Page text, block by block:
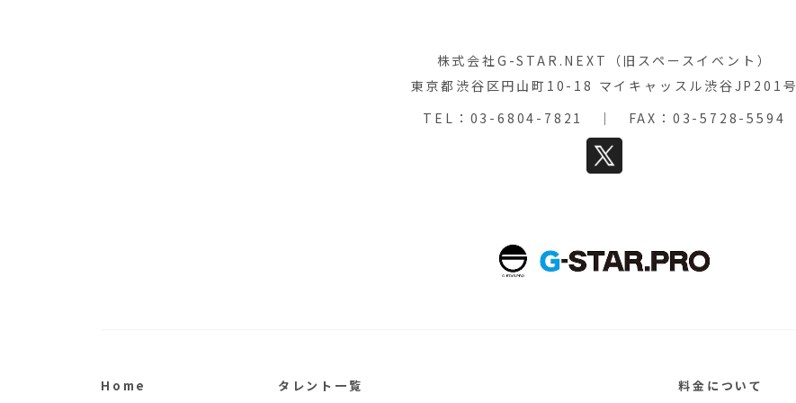
株式会社G-STAR.NEXT（旧スペースイベント）
東京都渋谷区円山町10-18 マイキャッスル渋谷JP201号
TEL： 03-6804-7821 ｜ FAX：03-5728-5594
Home タレント一覧 料金について